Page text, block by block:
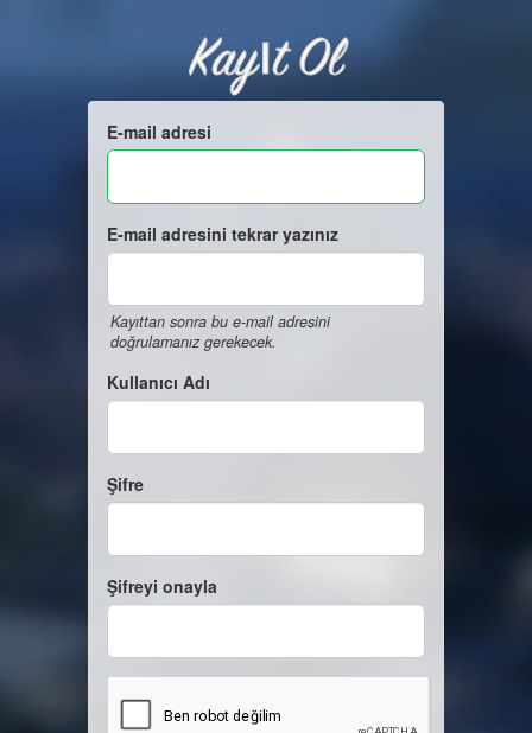
Kayıt Ol
E-mail adresi
E-mail adresini tekrar yazınız
Kayıttan sonra bu e-mail adresini
doğrulamanız gerekecek.
Kullanıcı Adı
Şifre
Şifreyi onayla